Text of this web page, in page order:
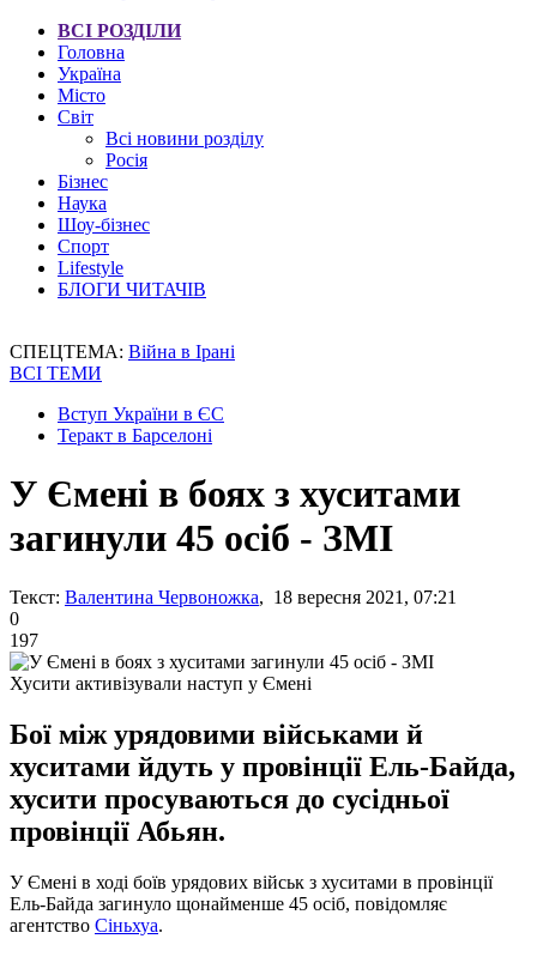
ВСІ РОЗДІЛИ
Головна
Україна
Місто
Світ
Всі новини розділу
Росія
Бізнес
Наука
Шоу-бізнес
Спорт
Lifestyle
БЛОГИ ЧИТАЧІВ
СПЕЦТЕМА: Війна в Ірані
ВСІ ТЕМИ
Вступ України в ЄС
Теракт в Барселоні
У Ємені в боях з хуситами
загинули 45 осіб - ЗМІ
Текст: Валентина Червоножка, 18 вересня 2021, 07:21
0
197
Хусити активізували наступ у Ємені
Бої між урядовими військами й
хуситами йдуть у провінції Ель-Байда,
хусити просуваються до сусідньої
провінції Абьян.
У Ємені в ході боїв урядових військ з хуситами в провінції
Ель-Байда загинуло щонайменше 45 осіб, повідомляє
агентство Сіньхуа.